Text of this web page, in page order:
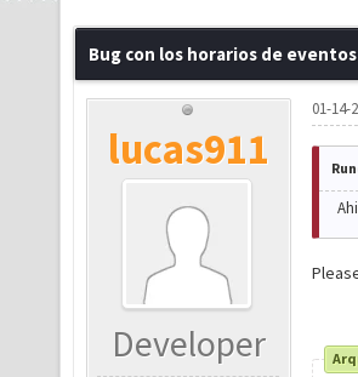
Bug con los horarios de
lucas911
Developer
01-14-